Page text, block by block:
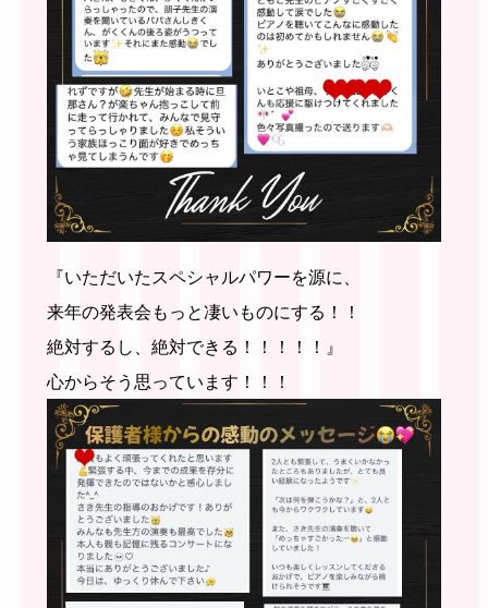
『いただいたスペシャルパワーを源に、
来年の発表会もっと凄いものにする！！
絶対するし、絶対できる！！！！！』
心からそう思っています！！！